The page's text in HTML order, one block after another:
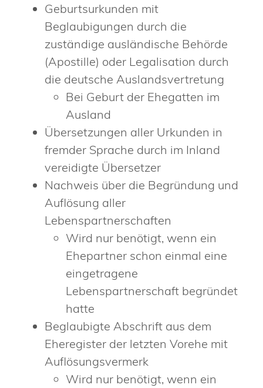
Geburtsurkunden mit
Beglaubigungen durch die
zuständige ausländische Behörde
(Apostille) oder Legalisation durch
die deutsche Auslandsvertretung
Bei Geburt der Ehegatten im
Ausland
Übersetzungen aller Urkunden in
fremder Sprache durch im Inland
vereidigte Übersetzer
Nachweis über die Begründung und
Auflösung aller
Lebenspartnerschaften
Wird nur benötigt, wenn ein
Ehepartner schon einmal eine
eingetragene
Lebenspartnerschaft begründet
hatte
Beglaubigte Abschrift aus dem
Eheregister der letzten Vorehe mit
Auflösungsvermerk
Wird nur benötigt, wenn ein